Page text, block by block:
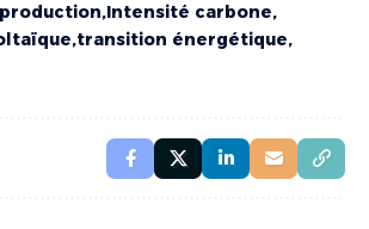
Intensité carbone
transition énergétique